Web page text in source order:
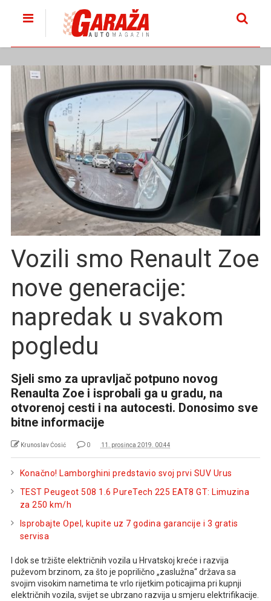
Vozili smo Renault Zoe
nove generacije:
napredak u svakom
pogledu
Sjeli smo za upravljač potpuno novog
Renaulta Zoe i isprobali ga u gradu, na
otvorenoj cesti i na autocesti. Donosimo sve
bitne informacije
Krunoslav Ćosić 0 11. prosinca 2019. 00:44
Konačno! Lamborghini predstavio svoj prvi SUV Urus
TEST Peugeot 508 1.6 PureTech 225 EAT8 GT: Limuzina
za 250 km/h
Isprobajte Opel, kupite uz 7 godina garancije i 3 gratis
servisa
I dok se tržište električnih vozila u Hrvatskoj kreće i razvija
puževom brzinom, za što je poprilično „zaslužna“ država sa
svojim visokim nametima te vrlo rijetkim poticajima pri kupnji
električnih vozila, svijet se ubrzano razvija u smjeru elektrifikacije.